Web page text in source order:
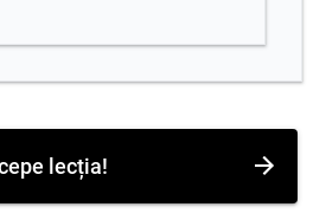
lecția!